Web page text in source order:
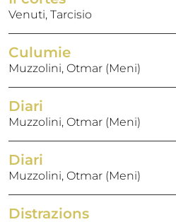
Venuti, Tarcisio
Culumie
Muzzolini, Otmar (Meni)
Diari
Muzzolini, Otmar (Meni)
Diari
Muzzolini, Otmar (Meni)
Distrazions